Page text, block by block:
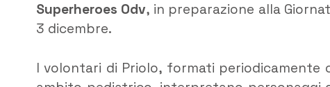
Superheroes Odv, in preparazione alla
3 dicembre.
I volontari di Priolo, formati